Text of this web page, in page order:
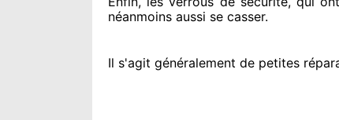
néanmoins aussi se casser.
Il s'agit généralement de petites